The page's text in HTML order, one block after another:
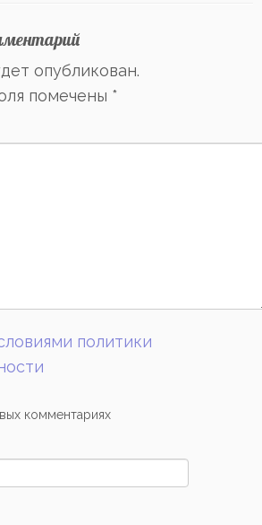
опубликован.
помечены *
политики
комментариях